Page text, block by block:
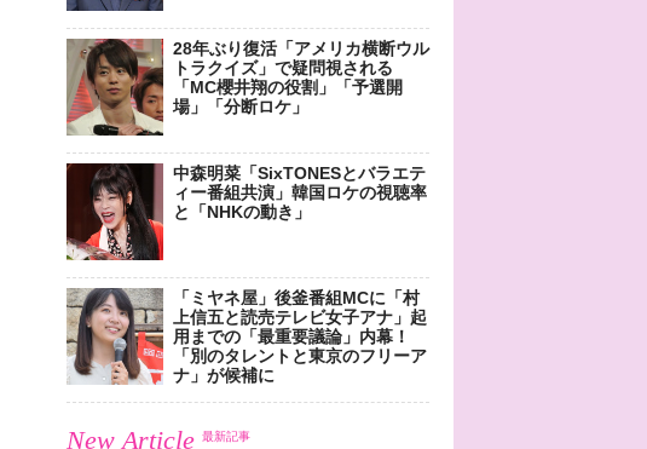
28年ぶり復活「アメリカ横断ウル
トラクイズ」で疑問視される
「MC櫻井翔の役割」「予選開
場」「分断ロケ」
中森明菜「SixTONESとバラエテ
ィー番組共演」韓国ロケの視聴率
と「NHKの動き」
「ミヤネ屋」後釜番組MCに「村
上信五と読売テレビ女子アナ」起
用までの「最重要議論」内幕！
「別のタレントと東京のフリーア
ナ」が候補に
New Article 最新記事